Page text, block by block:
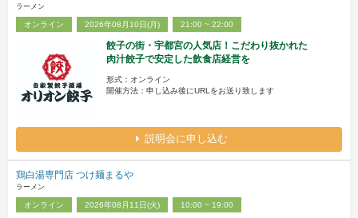
ラーメン
オンライン 2026年08月10日(月) 21:00 ~ 22:00
餃子の街・宇都宮の人気店！こだわり抜かれた
肉汁餃子で安定した飲食店経営を
形式：オンライン
開催方法：申し込み後にURLをお送り致します
説明会に申し込む
鶏白湯専門店 つけ麺まるや
ラーメン
オンライン 2026年08月11日(火) 10:00 ~ 19:00